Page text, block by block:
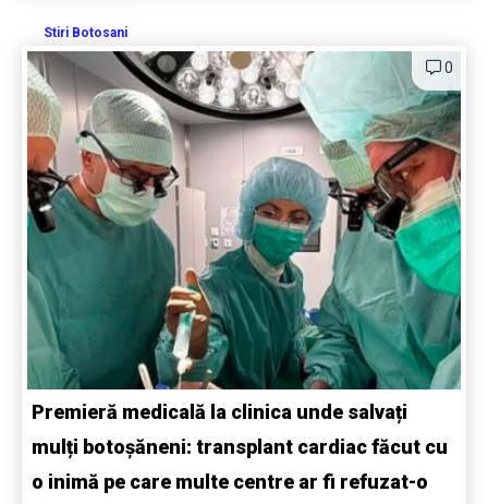
Stiri Botosani
0
Premieră medicală la clinica unde salvați
mulți botoșăneni: transplant cardiac făcut cu
o inimă pe care multe centre ar fi refuzat-o